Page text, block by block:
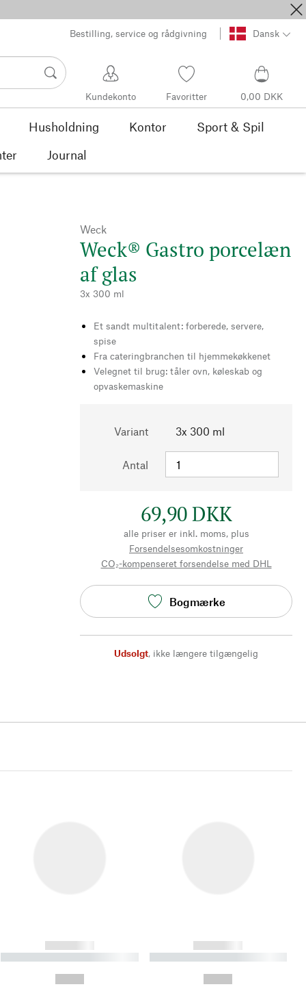
Bestilling, service og rådgivning Dansk
Kundekonto Favoritter 0,00 DKK
Husholdning Kontor
Sport & Spil
Journal
Weck
Weck® Gastro porcelæn
af glas
3x 300 ml
Et sandt multitalent: forberede, servere,
spise
Fra cateringbranchen til hjemmekøkkenet
Velegnet til brug: tåler ovn, køleskab og
opvaskemaskine
Variant 3x 300 ml
Antal
69,90 DKK
alle priser er inkl. moms, plus
Forsendelsesomkostninger
CO₂-kompenseret forsendelse med DHL
Bogmærke
Udsolgt, ikke længere tilgængelig
------------
----------- ----------- ----------
------------
----------- ----------- ----------